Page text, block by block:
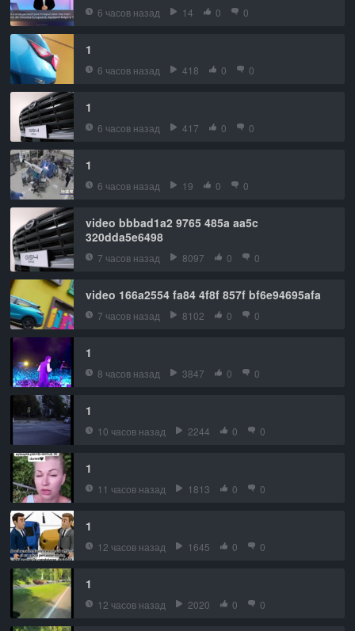
6 часов назад 14 0 0
1
6 часов назад 418 0 0
1
6 часов назад 417 0 0
1
6 часов назад 19 0 0
video bbbad1a2 9765 485a aa5c
320dda5e6498
7 часов назад 8097 0 0
video 166a2554 fa84 4f8f 857f bf6e94695afa
7 часов назад 8102 0 0
1
8 часов назад 3847 0 0
1
10 часов назад 2244 0 0
1
11 часов назад 1813 0 0
1
12 часов назад 1645 0 0
1
12 часов назад 2020 0 0